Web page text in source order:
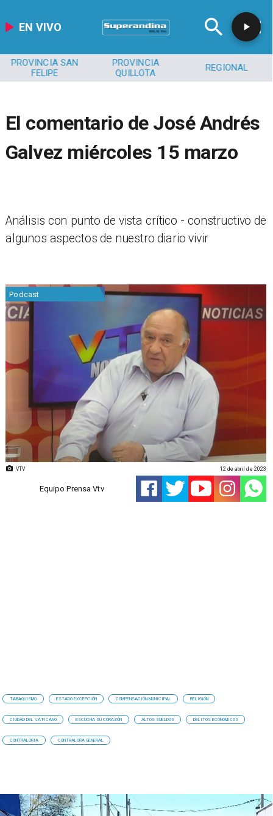
EN VIVO
PROVINCIA SAN
FELIPE
PROVINCIA
QUILLOTA
REGIONAL
El comentario de José Andrés
Galvez miércoles 15 marzo
Análisis con punto de vista crítico - constructivo de
algunos aspectos de nuestro diario vivir
VTV
Podcast
Equipo Prensa Vtv
12 de abril de 2023
TABAQUISMO ESTADO EXCEPCIÓN COMPENSACIÓN MUNICIPAL RELIGIÓN
CIUDAD DEL VATICANO ESCUCHA SU CORAZÓN ALTOS SUELDOS DELITOS ECONÓMICOS
CONTRALORIA CONTRALORA GENERAL